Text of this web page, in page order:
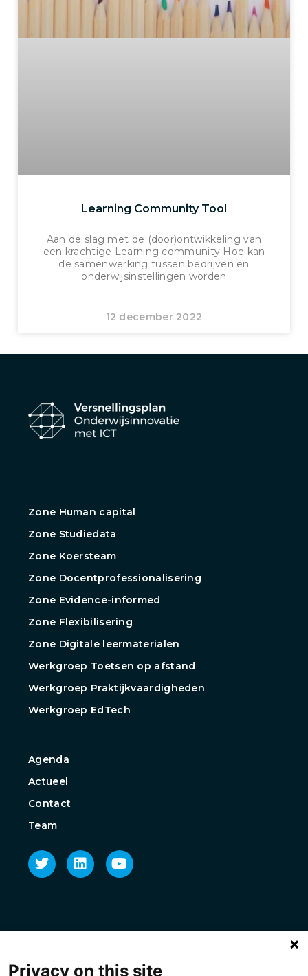
Learning Community Tool
Aan de slag met de (door)ontwikkeling van
een krachtige Learning community Hoe kan
de samenwerking tussen bedrijven en
onderwijsinstellingen worden
12 december 2022
Zone Human capital
Zone Studiedata
Zone Koersteam
Zone Docentprofessionalisering
Zone Evidence-informed
Zone Flexibilisering
Zone Digitale leermaterialen
Werkgroep Toetsen op afstand
Werkgroep Praktijkvaardigheden
Werkgroep EdTech
Agenda
Actueel
Contact
Team
Privacy on this site